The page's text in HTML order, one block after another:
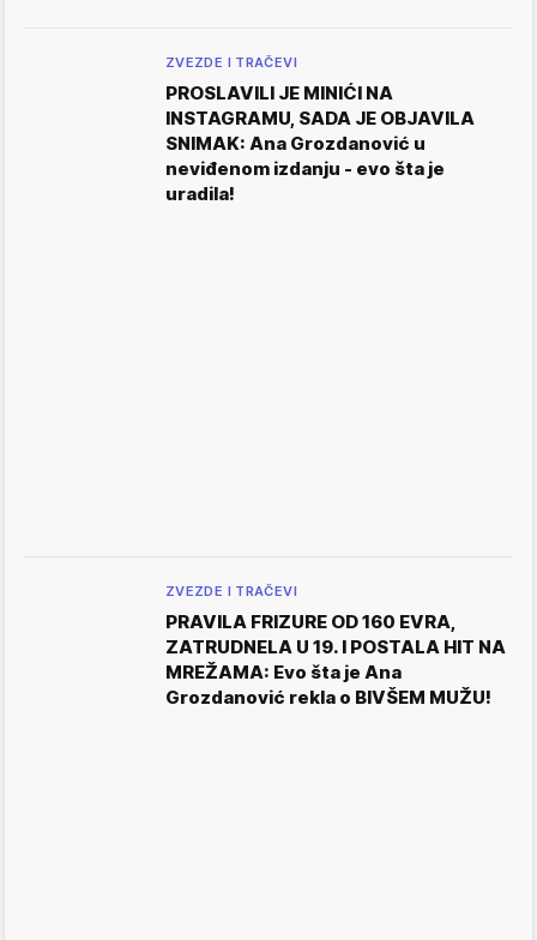
ZVEZDE I TRAČEVI
PROSLAVILI JE MINIĆI NA
INSTAGRAMU, SADA JE OBJAVILA
SNIMAK: Ana Grozdanović u
neviđenom izdanju - evo šta je
uradila!
ZVEZDE I TRAČEVI
PRAVILA FRIZURE OD 160 EVRA,
ZATRUDNELA U 19. I POSTALA HIT NA
MREŽAMA: Evo šta je Ana
Grozdanović rekla o BIVŠEM MUŽU!